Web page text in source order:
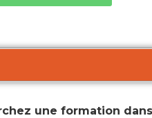
une formation